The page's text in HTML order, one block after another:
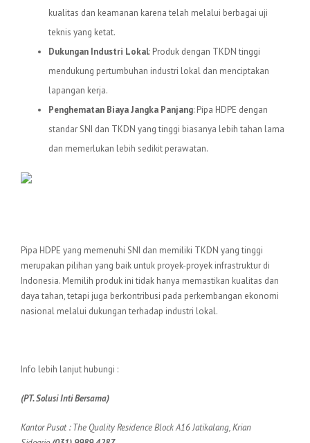
kualitas dan keamanan karena telah melalui berbagai uji
teknis yang ketat.
Dukungan Industri Lokal: Produk dengan TKDN tinggi
mendukung pertumbuhan industri lokal dan menciptakan
lapangan kerja.
Penghematan Biaya Jangka Panjang: Pipa HDPE dengan
standar SNI dan TKDN yang tinggi biasanya lebih tahan lama
dan memerlukan lebih sedikit perawatan.
Pipa HDPE yang memenuhi SNI dan memiliki TKDN yang tinggi
merupakan pilihan yang baik untuk proyek-proyek infrastruktur di
Indonesia. Memilih produk ini tidak hanya memastikan kualitas dan
daya tahan, tetapi juga berkontribusi pada perkembangan ekonomi
nasional melalui dukungan terhadap industri lokal.
Info lebih lanjut hubungi :
(PT. Solusi Inti Bersama)
Kantor Pusat : The Quality Residence Block A16 Jatikalang, Krian